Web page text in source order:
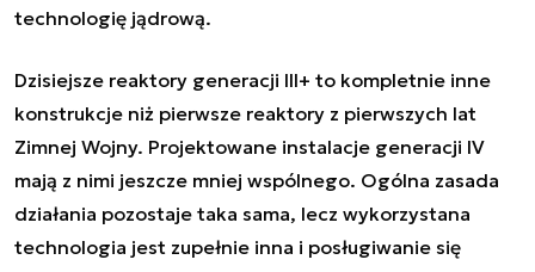
technologię jądrową.
Dzisiejsze reaktory generacji III+ to kompletnie inne
konstrukcje niż pierwsze reaktory z pierwszych lat
Zimnej Wojny. Projektowane instalacje generacji IV
mają z nimi jeszcze mniej wspólnego. Ogólna zasada
działania pozostaje taka sama, lecz wykorzystana
technologia jest zupełnie inna i posługiwanie się